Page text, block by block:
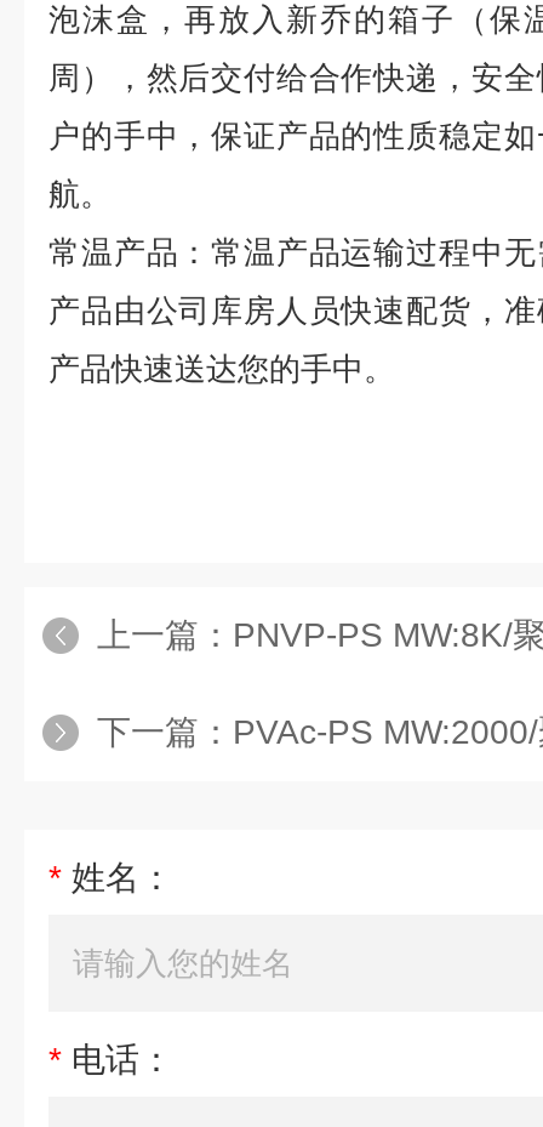
泡沫盒，再放入新乔的箱子（保
周），然后交付给合作快递，安
户的手中，保证产品的性质稳定
航。
常温产品：常温产品运输过程中
产品由公司库房人员快速配货，
产品快速送达您的手中。
上一篇： PNVP-PS MW:8K/聚(N-乙烯基吡
下一篇： PVAc-PS MW:2000/聚乙酸
* 姓名：
* 电话：